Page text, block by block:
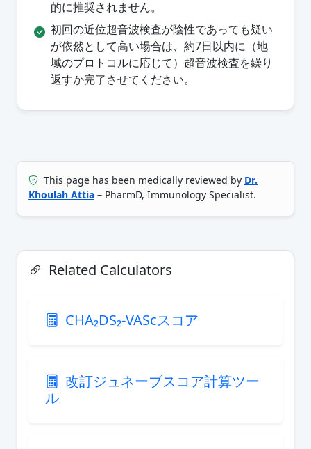
的に推奨されません。
初回の近位超音波検査が陰性であっても疑い
が依然として高い場合は、約7日以内に（地
域のプロトコルに応じて）超音波検査を繰り
返すか完了させてください。
This page has been medically reviewed by Dr.
Khoulah Attia – PharmD, Immunology Specialist.
Related Calculators
CHA₂DS₂-VAScスコア
改訂ジュネーブスコア計算ツー
ル